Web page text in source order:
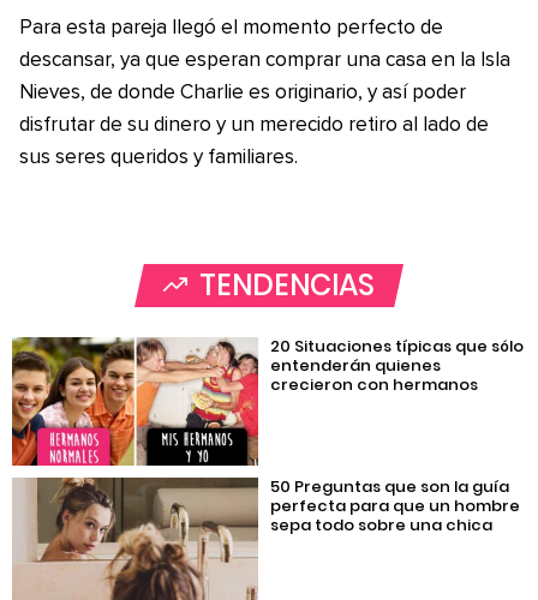
Para esta pareja llegó el momento perfecto de
descansar, ya que esperan comprar una casa en la Isla
Nieves, de donde Charlie es originario, y así poder
disfrutar de su dinero y un merecido retiro al lado de
sus seres queridos y familiares.
TENDENCIAS
20 Situaciones típicas que sólo
entenderán quienes
crecieron con hermanos
50 Preguntas que son la guía
perfecta para que un hombre
sepa todo sobre una chica